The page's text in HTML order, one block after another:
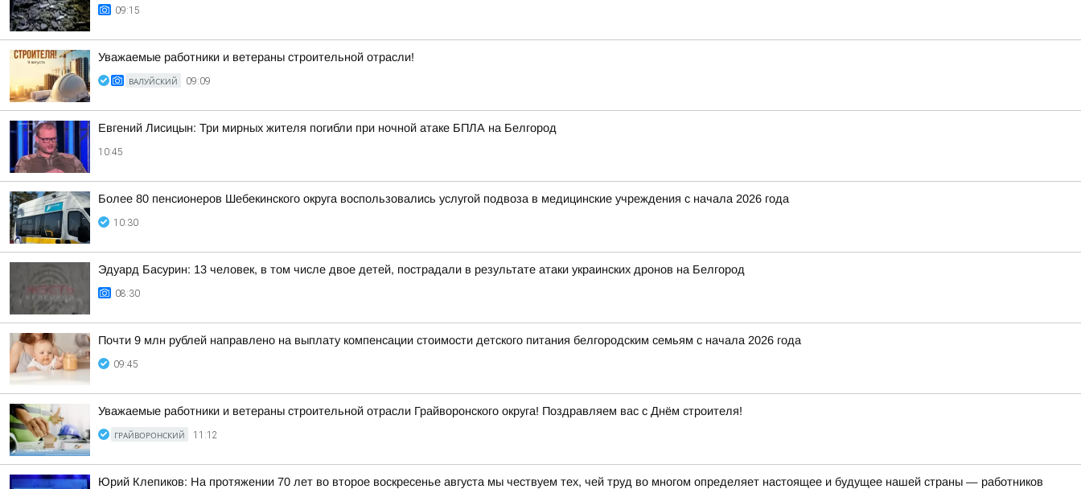
09:15
Уважаемые работники и ветераны строительной отрасли!
ВАЛУЙСКИЙ 09:09
Евгений Лисицын: Три мирных жителя погибли при ночной атаке БПЛА на Белгород
10:45
Более 80 пенсионеров Шебекинского округа воспользовались услугой подвоза в медицинские учреждения с начала 2026 года
10:30
Эдуард Басурин: 13 человек, в том числе двое детей, пострадали в результате атаки украинских дронов на Белгород
08:30
Почти 9 млн рублей направлено на выплату компенсации стоимости детского питания белгородским семьям с начала 2026 года
09:45
Уважаемые работники и ветераны строительной отрасли Грайворонского округа! Поздравляем вас с Днём строителя!
ГРАЙВОРОНСКИЙ 11:12
Юрий Клепиков: На протяжении 70 лет во второе воскресенье августа мы чествуем тех, чей труд во многом определяет настоящее и будущее нашей страны — работников